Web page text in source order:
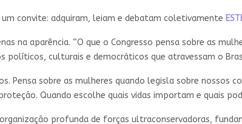
convite: adquiram, leiam e debatam coletivamente
na aparência. “O que o Congresso pensa sobre as
políticos, culturais e democráticos que atravessam o
Pensa sobre as mulheres quando legisla sobre nossos
Quando escolhe quais vidas importam e quais
profunda de forças ultraconservadoras,